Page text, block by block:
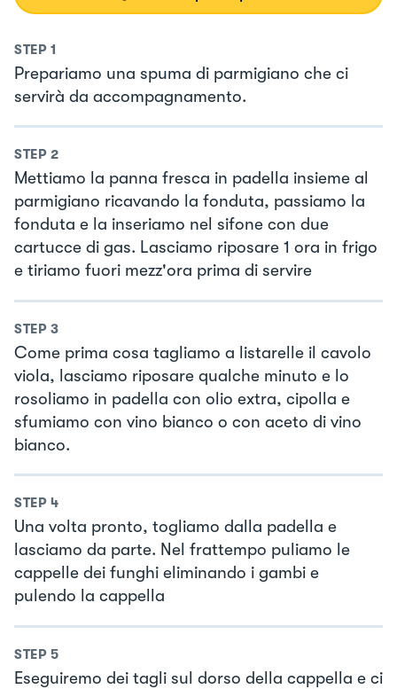
STEP 1
Prepariamo una spuma di parmigiano che ci
servirà da accompagnamento.
STEP 2
Mettiamo la panna fresca in padella insieme al
parmigiano ricavando la fonduta, passiamo la
fonduta e la inseriamo nel sifone con due
cartucce di gas. Lasciamo riposare 1 ora in frigo
e tiriamo fuori mezz'ora prima di servire
STEP 3
Come prima cosa tagliamo a listarelle il cavolo
viola, lasciamo riposare qualche minuto e lo
rosoliamo in padella con olio extra, cipolla e
sfumiamo con vino bianco o con aceto di vino
bianco.
STEP 4
Una volta pronto, togliamo dalla padella e
lasciamo da parte. Nel frattempo puliamo le
cappelle dei funghi eliminando i gambi e
pulendo la cappella
STEP 5
Eseguiremo dei tagli sul dorso della cappella e ci